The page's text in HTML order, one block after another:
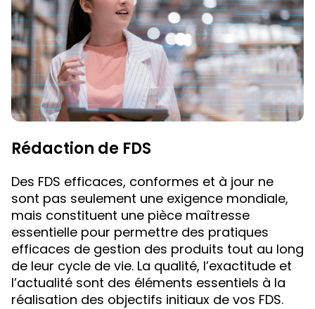
Rédaction de FDS
Des FDS efficaces, conformes et à jour ne
sont pas seulement une exigence mondiale,
mais constituent une pièce maîtresse
essentielle pour permettre des pratiques
efficaces de gestion des produits tout au long
de leur cycle de vie. La qualité, l’exactitude et
l’actualité sont des éléments essentiels à la
réalisation des objectifs initiaux de vos FDS.